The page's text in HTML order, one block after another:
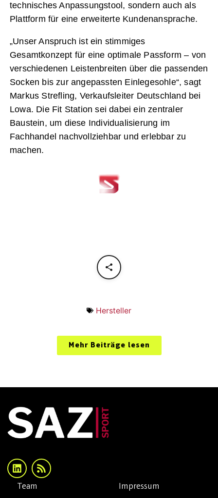
technisches Anpassungstool, sondern auch als
Plattform für eine erweiterte Kundenansprache.
„Unser Anspruch ist ein stimmiges
Gesamtkonzept für eine optimale Passform – von
verschiedenen Leistenbreiten über die passenden
Socken bis zur angepassten Einlegesohle“, sagt
Markus Strefling, Verkaufsleiter Deutschland bei
Lowa. Die Fit Station sei dabei ein zentraler
Baustein, um diese Individualisierung im
Fachhandel nachvollziehbar und erlebbar zu
machen.
Hersteller
Mehr Beiträge lesen
Impressum
Team